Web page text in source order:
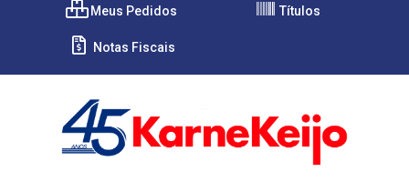
Meus Pedidos Títulos
Notas Fiscais